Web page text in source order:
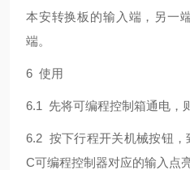
本安转换板的输入端，另一
端。
6 使用
6.1 先将可编程控制箱通电，
6.2 按下行程开关机械按钮，
C可编程控制器对应的输入点亮